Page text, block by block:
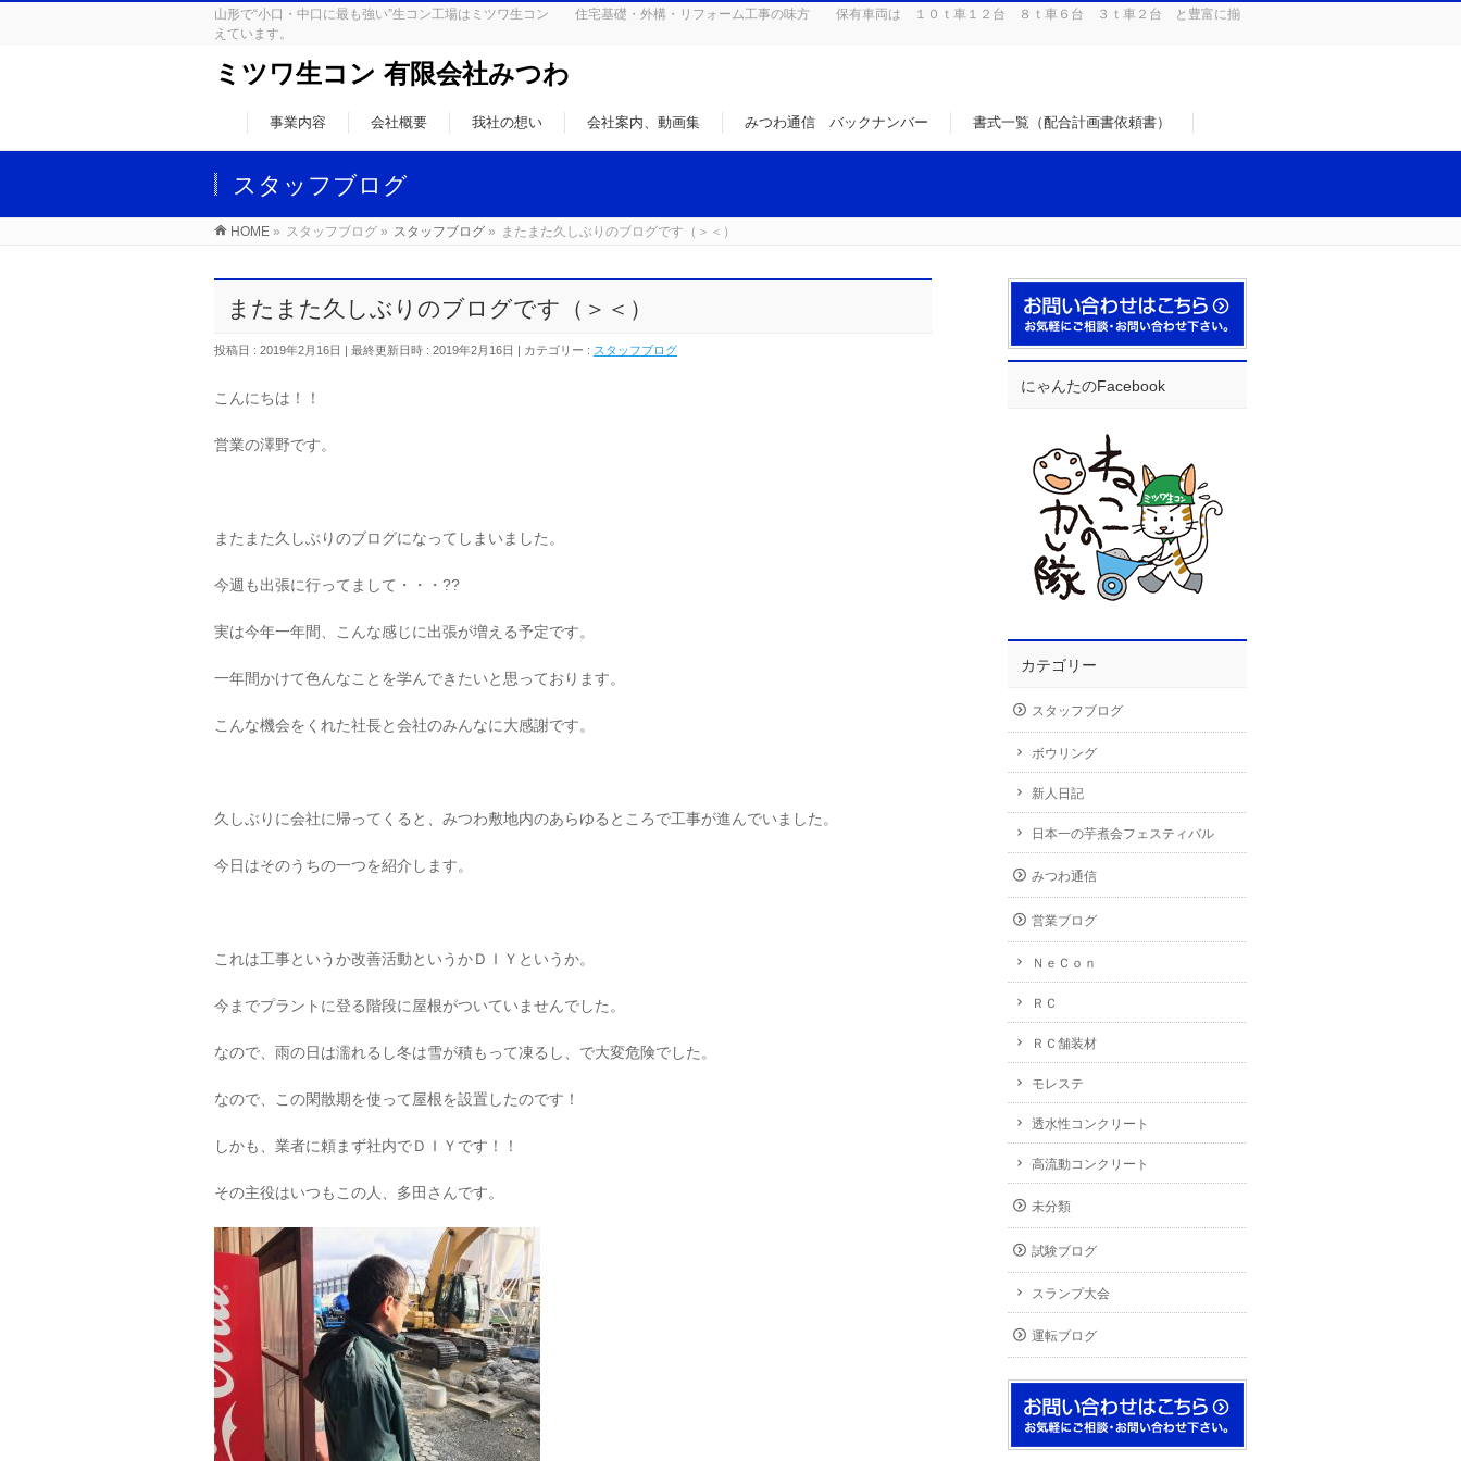
山形で“小口・中口に最も強い”生コン工場はミツワ生コン 住宅基礎・外構・リフォーム工事の味方 保有車両は １０ｔ車１２台 ８ｔ車６台 ３ｔ車２台 と豊富に揃
えています。
ミツワ生コン 有限会社みつわ
事業内容 会社概要 我社の想い 会社案内、動画集 みつわ通信 バックナンバー 書式一覧（配合計画書依頼書）
スタッフブログ
HOME » スタッフブログ » スタッフブログ » またまた久しぶりのブログです（＞＜）
またまた久しぶりのブログです（＞＜）
投稿日 : 2019年2月16日 最終更新日時 : 2019年2月16日 カテゴリー : スタッフブログ
こんにちは！！
営業の澤野です。
またまた久しぶりのブログになってしまいました。
今週も出張に行ってまして・・・??
実は今年一年間、こんな感じに出張が増える予定です。
一年間かけて色んなことを学んできたいと思っております。
こんな機会をくれた社長と会社のみんなに大感謝です。
久しぶりに会社に帰ってくると、みつわ敷地内のあらゆるところで工事が進んでいました。
今日はそのうちの一つを紹介します。
これは工事というか改善活動というかＤＩＹというか。
今までプラントに登る階段に屋根がついていませんでした。
なので、雨の日は濡れるし冬は雪が積もって凍るし、で大変危険でした。
なので、この閑散期を使って屋根を設置したのです！
しかも、業者に頼まず社内でＤＩＹです！！
その主役はいつもこの人、多田さんです。
にゃんたのFacebook
カテゴリー
スタッフブログ
ボウリング
新人日記
日本一の芋煮会フェスティバル
みつわ通信
営業ブログ
ＮｅＣｏｎ
ＲＣ
ＲＣ舗装材
モレステ
透水性コンクリート
高流動コンクリート
未分類
試験ブログ
スランプ大会
運転ブログ